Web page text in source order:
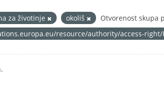
za životinje okoliš Otvorenost skupa
resource/authority/access-right/